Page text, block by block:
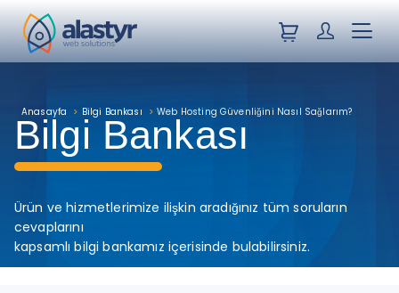
Sepetiniz
MüşteriMenü
Anasayfa > Bilgi Bankası > Web Hosting Güvenliğini Nasıl Sağlarım?
Bilgi Bankası
Ürün ve hizmetlerimize ilişkin aradığınız tüm soruların
cevaplarını
kapsamlı bilgi bankamız içerisinde bulabilirsiniz.